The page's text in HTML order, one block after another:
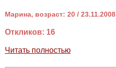
Марина, возраст: 20 / 23.11.2008
Откликов: 16
Читать полностью